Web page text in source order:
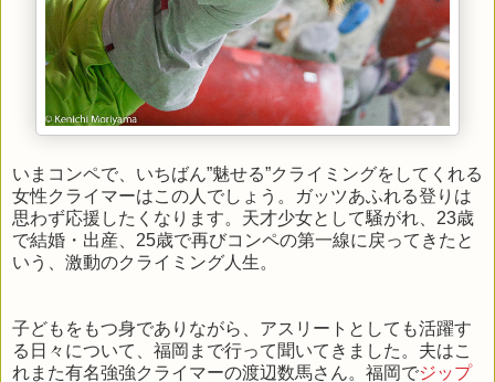
いまコンペで、いちばん”魅せる”クライミングをしてくれる
女性クライマーはこの人でしょう。ガッツあふれる登りは
思わず応援したくなります。天才少女として騒がれ、23歳
で結婚・出産、25歳で再びコンペの第一線に戻ってきたと
いう、激動のクライミング人生。
子どもをもつ身でありながら、アスリートとしても活躍す
る日々について、福岡まで行って聞いてきました。夫はこ
れまた有名強強クライマーの渡辺数馬さん。福岡でジップ